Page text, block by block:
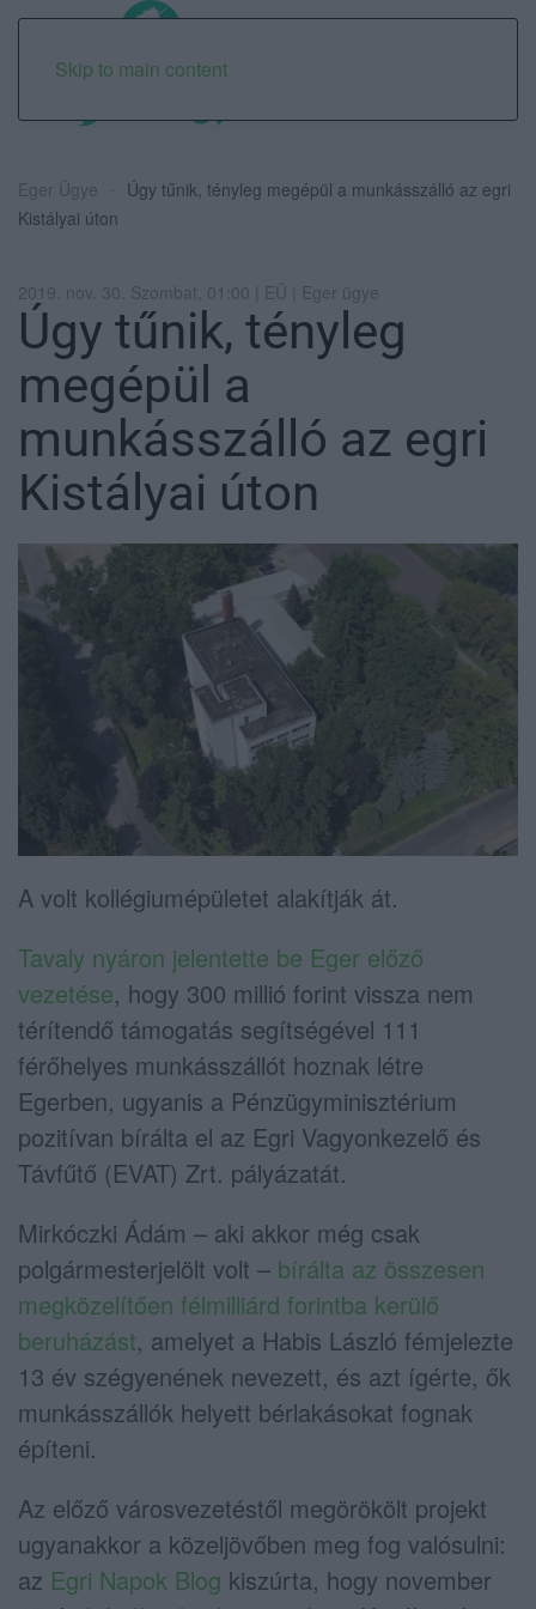
Skip to main content
Eger Ügye
Úgy tűnik, tényleg megépül a munkásszálló az egri
Kistályai úton
2019. nov. 30. Szombat, 01:00 | EÜ | Eger ügye
Úgy tűnik, tényleg
megépül a
munkásszálló az egri
Kistályai úton
A volt kollégiumépületet alakítják át.
Tavaly nyáron jelentette be Eger előző
vezetése, hogy 300 millió forint vissza nem
térítendő támogatás segítségével 111
férőhelyes munkásszállót hoznak létre
Egerben, ugyanis a Pénzügyminisztérium
pozitívan bírálta el az Egri Vagyonkezelő és
Távfűtő (EVAT) Zrt. pályázatát.
Mirkóczki Ádám – aki akkor még csak
polgármesterjelölt volt – bírálta az összesen
megközelítően félmilliárd forintba kerülő
beruházást, amelyet a Habis László fémjelezte
13 év szégyenének nevezett, és azt ígérte, ők
munkásszállók helyett bérlakásokat fognak
építeni.
Az előző városvezetéstől megörökölt projekt
ugyanakkor a közeljövőben meg fog valósulni:
az Egri Napok Blog kiszúrta, hogy november